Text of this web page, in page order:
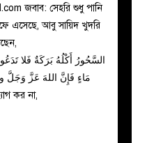
জবাব: সেহরি শুধু পানি
এসেছে, আবু সায়িদ খুদরি
السَّحُورُ أَكْلُهُ بَرَكَةٌ فَلا
مَاءٍ فَإِنَّ اللهَ عَزَّ وَجَلَّ
কর না,